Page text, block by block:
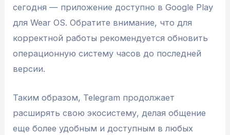
сегодня — приложение доступно в Google Play
для Wear OS. Обратите внимание, что для
корректной работы рекомендуется обновить
операционную систему часов до последней
версии.
Таким образом, Telegram продолжает
расширять свою экосистему, делая общение
еще более удобным и доступным в любых